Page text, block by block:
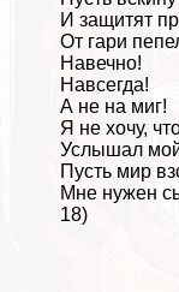
И защитят
От гари
Навечно!
Навсегда!
А не на миг!
Я не хочу,
Услышал
Пусть мир
Мне нужен
18)